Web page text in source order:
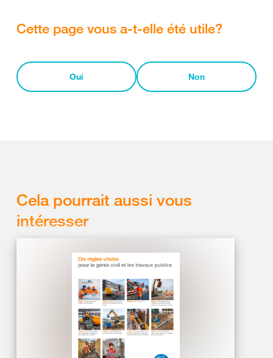
Cette page vous a-t-elle été utile?
Oui Non
Cela pourrait aussi vous
intéresser